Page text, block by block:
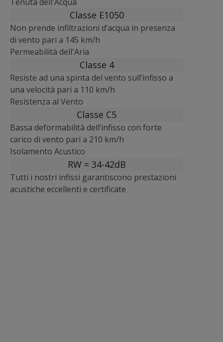
Classe E1050
Non prende infiltrazioni d’acqua in presenza
di vento pari a 145 km/h
Permeabilità dell'Aria
Classe 4
Resiste ad una spinta del vento sull’infisso a
una velocità pari a 110 km/h
Resistenza al Vento
Classe C5
Bassa deformabilità dell’infisso con forte
carico di vento pari a 210 km/h
Isolamento Acustico
RW = 34-42dB
Tutti i nostri infissi garantiscono prestazioni
acustiche eccellenti e certificate